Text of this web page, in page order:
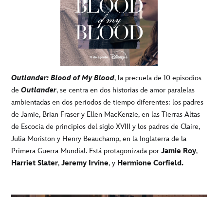
Outlander: Blood of My Blood, la precuela de 10 episodios
de Outlander, se centra en dos historias de amor paralelas
ambientadas en dos períodos de tiempo diferentes: los padres
de Jamie, Brian Fraser y Ellen MacKenzie, en las Tierras Altas
de Escocia de principios del siglo XVIII y los padres de Claire,
Julia Moriston y Henry Beauchamp, en la Inglaterra de la
Primera Guerra Mundial. Está protagonizada por Jamie Roy,
Harriet Slater, Jeremy Irvine, y Hermione Corfield.